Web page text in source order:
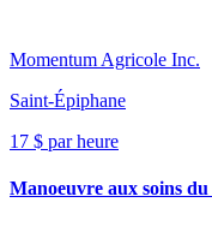
Momentum Agricole Inc.
Saint-Épiphane
17 $ par heure
Manoeuvre aux soins